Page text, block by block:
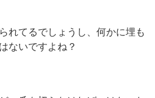
れてるでしょうし、何かに埋も
ないですよね？